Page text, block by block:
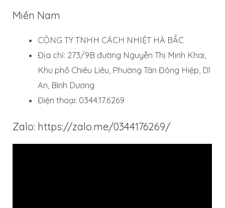
Miền Nam
CÔNG TY TNHH CÁCH NHIỆT HÀ BẮC
Địa chỉ: 273/9B đường Nguyễn Thị Minh Khai,
Khu phố Chiêu Liêu, Phường Tân Đông Hiệp, Dĩ
An, Bình Dương
Điện thoại: 0344.17.6269
Zalo: https://zalo.me/0344176269/